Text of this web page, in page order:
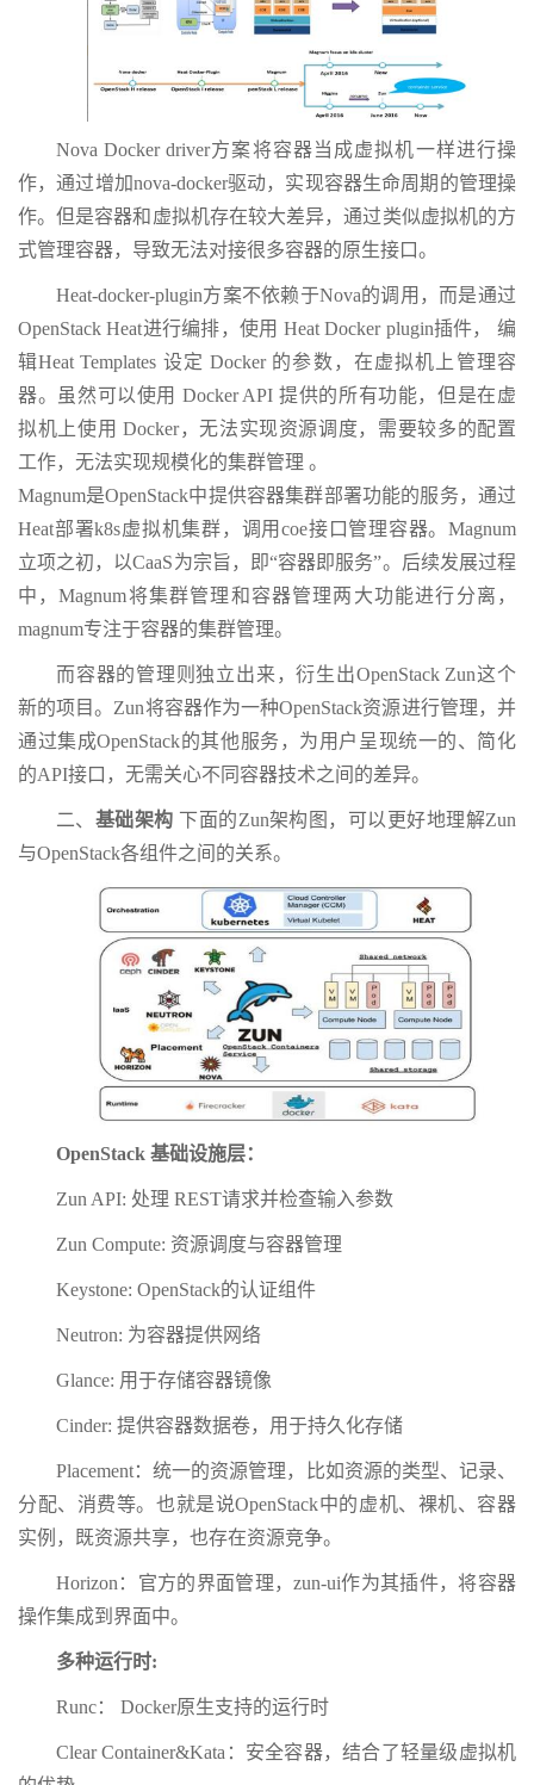
Nova Docker driver方案将容器当成虚拟机一样进行操
作，通过增加nova-docker驱动，实现容器生命周期的管理操
作。但是容器和虚拟机存在较大差异，通过类似虚拟机的方
式管理容器，导致无法对接很多容器的原生接口。
Heat-docker-plugin方案不依赖于Nova的调用，而是通过
OpenStack Heat进行编排，使用 Heat Docker plugin插件， 编
辑Heat Templates 设定 Docker 的参数，在虚拟机上管理容
器。虽然可以使用 Docker API 提供的所有功能，但是在虚
拟机上使用 Docker，无法实现资源调度，需要较多的配置
工作，无法实现规模化的集群管理 。
Magnum是OpenStack中提供容器集群部署功能的服务，通过
Heat部署k8s虚拟机集群，调用coe接口管理容器。Magnum
立项之初，以CaaS为宗旨，即“容器即服务”。后续发展过程
中，Magnum将集群管理和容器管理两大功能进行分离，
magnum专注于容器的集群管理。
而容器的管理则独立出来，衍生出OpenStack Zun这个
新的项目。Zun将容器作为一种OpenStack资源进行管理，并
通过集成OpenStack的其他服务，为用户呈现统一的、简化
的API接口，无需关心不同容器技术之间的差异。
二、 基础架构 下面的Zun架构图，可以更好地理解Zun
与OpenStack各组件之间的关系。
OpenStack 基础设施层：
Zun API: 处理 REST请求并检查输入参数
Zun Compute: 资源调度与容器管理
Keystone: OpenStack的认证组件
Neutron: 为容器提供网络
Glance: 用于存储容器镜像
Cinder: 提供容器数据卷，用于持久化存储
Placement：统一的资源管理，比如资源的类型、记录、
分配、消费等。也就是说OpenStack中的虚机、裸机、容器
实例，既资源共享，也存在资源竞争。
Horizon：官方的界面管理，zun-ui作为其插件，将容器
操作集成到界面中。
多种运行时:
Runc： Docker原生支持的运行时
Clear Container&Kata：安全容器，结合了轻量级虚拟机